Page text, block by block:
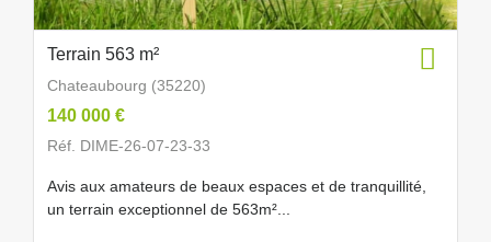
Terrain 563 m²
Chateaubourg (35220)
140 000 €
Réf. DIME-26-07-23-33
Avis aux amateurs de beaux espaces et de tranquillité,
un terrain exceptionnel de 563m²...